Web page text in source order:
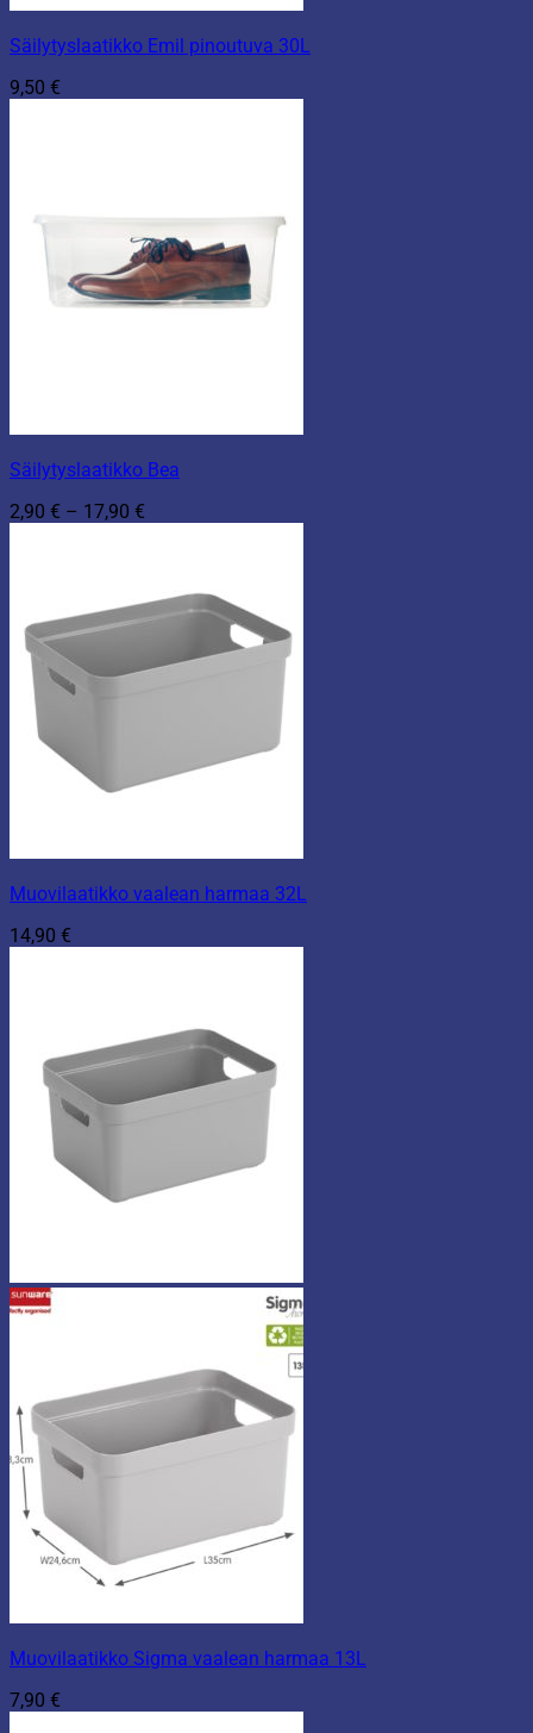
Säilytyslaatikko Emil pinoutuva 30L
9,50 €
Säilytyslaatikko Bea
2,90 € – 17,90 €
Muovilaatikko vaalean harmaa 32L
14,90 €
Muovilaatikko Sigma vaalean harmaa 13L
7,90 €